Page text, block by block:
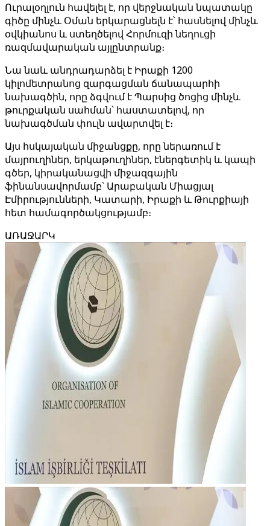
Ուրալօղլուն հավելել է, որ վերջնական նպատակը
գիծը մինչև Օման երկարացնելն է՝ հասնելով մինչև
օվկիանոս և ստեղծելով Հորմուզի նեղուցի
ռազմավարական այլընտրանք։
Նա նաև անդրադարձել է Իրաքի 1200
կիլոմետրանոց զարգացման ճանապարհի
նախագծին, որը ձգվում է Պարսից ծոցից մինչև
թուրքական սահման՝ հաստատելով, որ
նախագծման փուլն ավարտվել է։
Այս հսկայական միջանցքը, որը ներառում է
մայրուղիներ, երկաթուղիներ, էներգետիկ և կապի
գծեր, կիրականացվի միջազգային
ֆինանսավորմամբ՝ Արաբական Միացյալ
Էմիրությունների, Կատարի, Իրաքի և Թուրքիայի
հետ համագործակցությամբ։
ԱՌԱՋԱՐԿ